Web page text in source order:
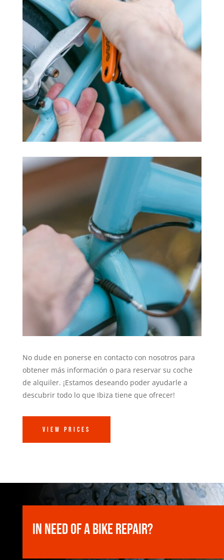
No dude en ponerse en contacto con nosotros para
obtener más información o para reservar su coche
de alquiler. ¡Estamos deseando poder ayudarle a
descubrir todo lo que Ibiza tiene que ofrecer!
View Prices
In Need of a Bike Repair?